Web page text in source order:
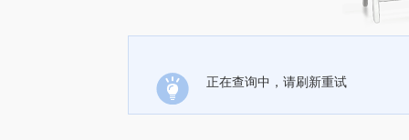
正在查询中，请刷新重试